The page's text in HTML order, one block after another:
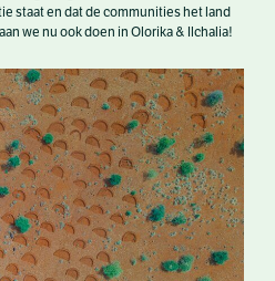
staat en dat de communities het land
we nu ook doen in Olorika & Ilchalia!